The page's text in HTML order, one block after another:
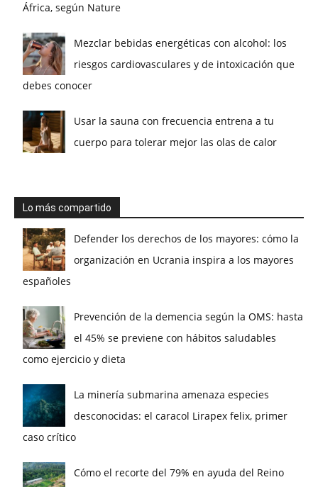
África, según Nature
Mezclar bebidas energéticas con alcohol: los
riesgos cardiovasculares y de intoxicación que
debes conocer
Usar la sauna con frecuencia entrena a tu
cuerpo para tolerar mejor las olas de calor
Lo más compartido
Defender los derechos de los mayores: cómo la
organización en Ucrania inspira a los mayores
españoles
Prevención de la demencia según la OMS: hasta
el 45% se previene con hábitos saludables
como ejercicio y dieta
La minería submarina amenaza especies
desconocidas: el caracol Lirapex felix, primer
caso crítico
Cómo el recorte del 79% en ayuda del Reino